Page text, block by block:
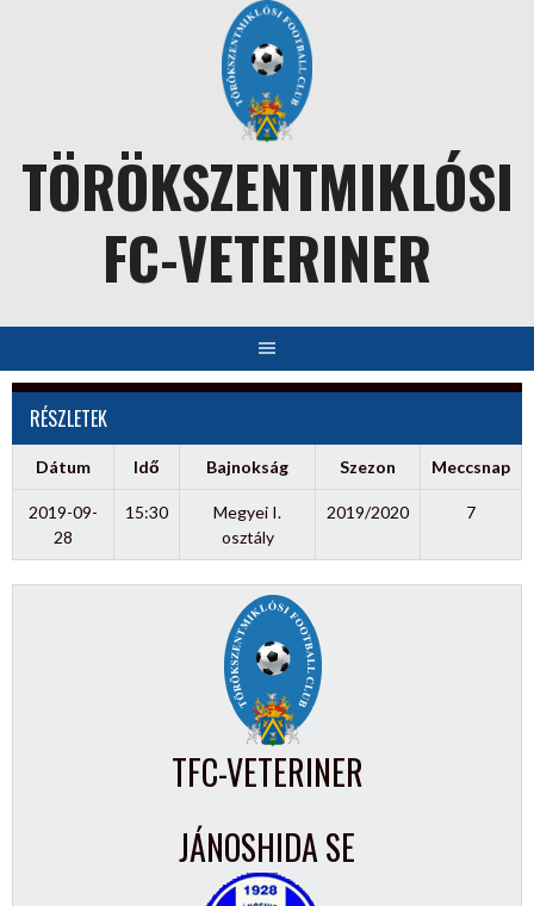
TÖRÖKSZENTMIKLÓSI
FC-VETERINER
RÉSZLETEK
Dátum Idő Bajnokság Szezon Meccsnap
2019-09-
28
15:30
Megyei I.
osztály
2019/2020 7
TFC-VETERINER
JÁNOSHIDA SE